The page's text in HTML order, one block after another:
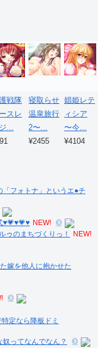
戦隊
スレ
...
寝取らせ
温泉旅行
2〜...
¥2455
娼姫レテ
ィシア
〜今...
¥4104
「フォトナ」というエ●チ
♥️💗♥️💗♥️ NEW!
ゥのまちづくりっ！
NEW!
嫁を他人に抱かせた
定なら降板ドミ
ってなんでなん？